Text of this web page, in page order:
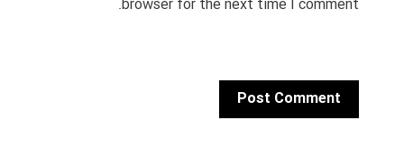
browser for the next time I comment.